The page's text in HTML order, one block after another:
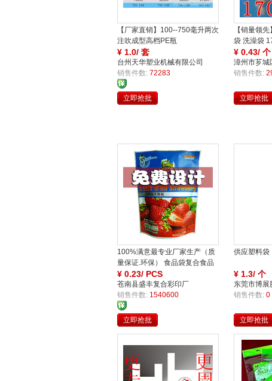
家
【厂家直销】100--750毫升两次
注吹成型高档PE瓶
¥ 1.0/ 套
台州天华塑业机械有限公司
销售件数: 72283
家
保
立即抢批
【销量领
袋 洗澡袋
¥ 0.43/ 个
漳州市芗城
店
销售件数:
立即抢批
100%满意最专业厂家生产（质
量保证.环保） 食品袋复合食品
包装袋
¥ 0.23/ PCS
苍南县盛丰复合彩印厂
销售件数: 1540600
立即抢批
供应塑料袋
¥ 1.3/ 个
东莞市博展
销售件数: 0
立即抢批